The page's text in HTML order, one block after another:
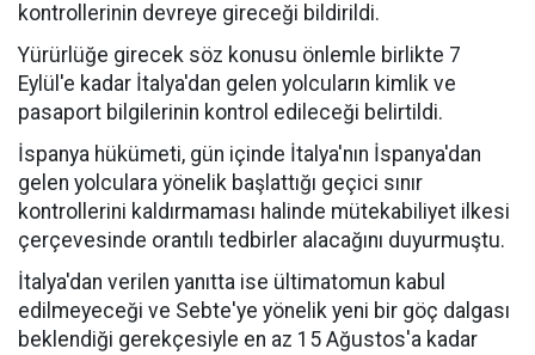
kontrollerinin devreye gireceği bildirildi.
Yürürlüğe girecek söz konusu önlemle birlikte 7
Eylül'e kadar İtalya'dan gelen yolcuların kimlik ve
pasaport bilgilerinin kontrol edileceği belirtildi.
İspanya hükümeti, gün içinde İtalya'nın İspanya'dan
gelen yolculara yönelik başlattığı geçici sınır
kontrollerini kaldırmaması halinde mütekabiliyet ilkesi
çerçevesinde orantılı tedbirler alacağını duyurmuştu.
İtalya'dan verilen yanıtta ise ültimatomun kabul
edilmeyeceği ve Sebte'ye yönelik yeni bir göç dalgası
beklendiği gerekçesiyle en az 15 Ağustos'a kadar